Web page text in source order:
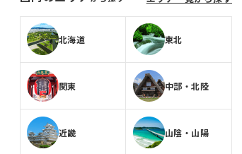
北海道 東北
関東 中部・北陸
近畿 山陰・山陽